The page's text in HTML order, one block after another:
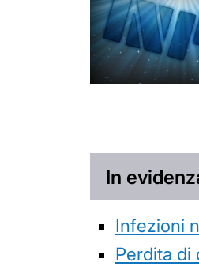
In
Infezioni
Perdita di